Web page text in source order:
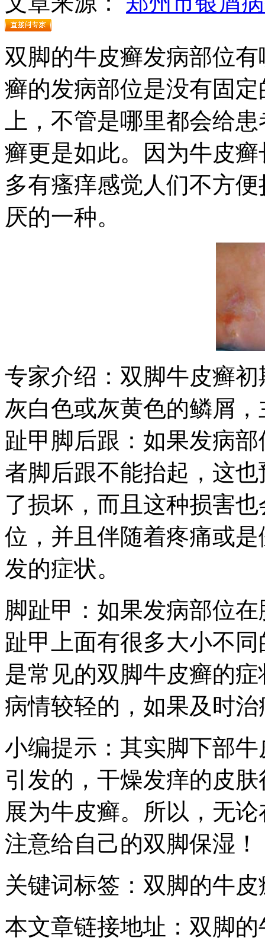
双脚的牛皮癣发病部位
癣的发病部位是没有固
上，不管是哪里都会给
癣更是如此。因为牛皮
多有瘙痒感觉人们不方
厌的一种。
专家介绍：双脚牛皮癣
灰白色或灰黄色的鳞屑
趾甲脚后跟：如果发病
者脚后跟不能抬起，这
了损坏，而且这种损害
位，并且伴随着疼痛或
发的症状。
脚趾甲：如果发病部位
趾甲上面有很多大小不
是常见的双脚牛皮癣的
病情较轻的，如果及时
小编提示：其实脚下部
引发的，干燥发痒的皮
展为牛皮癣。所以，无
注意给自己的双脚保湿！
关键词标签：双脚的牛
本文章链接地址：双脚